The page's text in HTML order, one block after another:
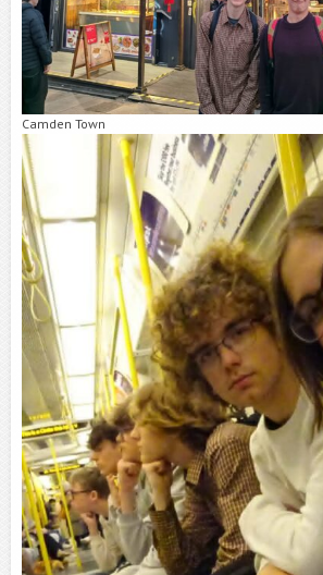
Camden Town